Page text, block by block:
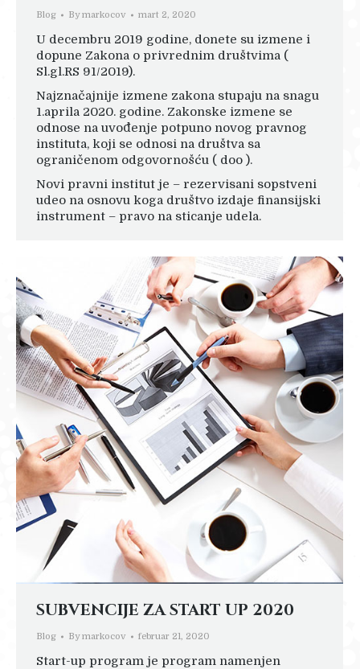
Blog Bymarkocov mart 2, 2020
U decembru 2019 godine, donete su izmene i
dopune Zakona o privrednim društvima (
Sl.gl.RS 91/2019).
Najznačajnije izmene zakona stupaju na snagu
1.aprila 2020. godine. Zakonske izmene se
odnose na uvođenje potpuno novog pravnog
instituta, koji se odnosi na društva sa
ograničenom odgovornošću ( doo ).
Novi pravni institut je – rezervisani sopstveni
udeo na osnovu koga društvo izdaje finansijski
instrument – pravo na sticanje udela.
SUBVENCIJE ZA START UP 2020
Blog Bymarkocov februar 21, 2020
Start-up program je program namenjen